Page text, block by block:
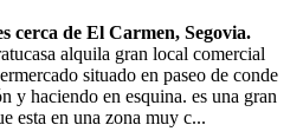
cerca de El Carmen, Segovia.
alquila gran local comercial
situado en paseo de conde
y haciendo en esquina. es una gran
esta en una zona muy c...